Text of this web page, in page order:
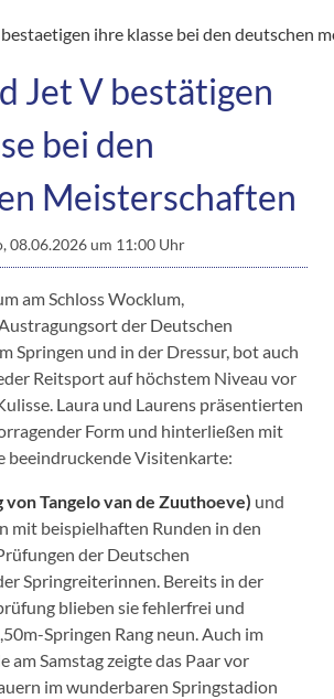
ihre klasse bei den deutschen
Jet V bestätigen
bei den
Meisterschaften
08.06.2026 um 11:00 Uhr
am Schloss Wocklum,
der Deutschen
Springen und in der Dressur, bot auch
Reitsport auf höchstem Niveau vor
Laura und Laurens präsentierten
Form und hinterließen mit
beeindruckende Visitenkarte:
Tangelo van de Zuuthoeve) und
mit beispielhaften Runden in den
der Deutschen
Springreiterinnen. Bereits in der
blieben sie fehlerfrei und
Springen Rang neun. Auch im
am Samstag zeigte das Paar vor
im wunderbaren Springstadion